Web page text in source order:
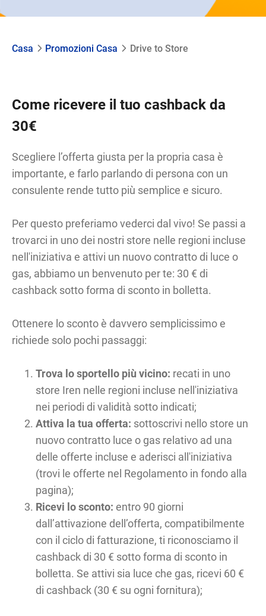
Casa Promozioni Casa Drive to Store
Come ricevere il tuo cashback da
30€
Scegliere l’offerta giusta per la propria casa è
importante, e farlo parlando di persona con un
consulente rende tutto più semplice e sicuro.
Per questo preferiamo vederci dal vivo! Se passi a
trovarci in uno dei nostri store nelle regioni incluse
nell'iniziativa e attivi un nuovo contratto di luce o
gas, abbiamo un benvenuto per te: 30 € di
cashback sotto forma di sconto in bolletta.
Ottenere lo sconto è davvero semplicissimo e
richiede solo pochi passaggi:
Trova lo sportello più vicino: recati in uno
store Iren nelle regioni incluse nell'iniziativa
nei periodi di validità sotto indicati;
Attiva la tua offerta: sottoscrivi nello store un
nuovo contratto luce o gas relativo ad una
delle offerte incluse e aderisci all'iniziativa
(trovi le offerte nel Regolamento in fondo alla
pagina);
Ricevi lo sconto: entro 90 giorni
dall’attivazione dell’offerta, compatibilmente
con il ciclo di fatturazione, ti riconosciamo il
cashback di 30 € sotto forma di sconto in
bolletta. Se attivi sia luce che gas, ricevi 60 €
di cashback (30 € su ogni fornitura);